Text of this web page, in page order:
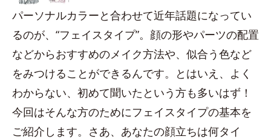
パーソナルカラーと合わせて近年話題になってい
るのが、“フェイスタイプ”。顔の形やパーツの配置
などからおすすめのメイク方法や、似合う色など
をみつけることができるんです。とはいえ、よく
わからない、初めて聞いたという方も多いはず！
今回はそんな方のためにフェイスタイプの基本を
ご紹介します。さあ、あなたの顔立ちは何タイ